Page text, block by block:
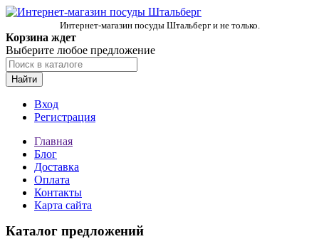
Интернет-магазин посуды Штальберг и не только.
Корзина ждет
Выберите любое предложение
Найти
Вход
Регистрация
Главная
Блог
Доставка
Оплата
Контакты
Карта сайта
Каталог предложений